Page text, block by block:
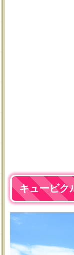
キュービク